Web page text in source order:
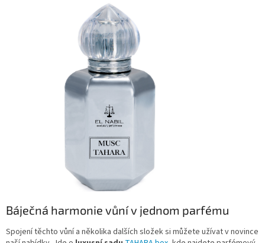
Báječná harmonie vůní v jednom parfému
Spojení těchto vůní a několika dalších složek si můžete užívat v novince